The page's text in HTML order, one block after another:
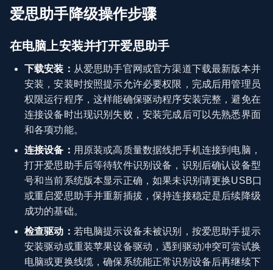
爱思助手降级操作步骤
在电脑上安装并打开爱思助手
下载安装： 从爱思助手官网或官方渠道下载最新版本并
安装，安装时按照提示允许必要权限，完成后用管理员
权限运行程序，这样能确保驱动程序安装完整，避免在
连接设备时出现识别失败，安装完成后可以先熟悉界面
和各项功能。
连接设备： 用原装或高质量数据线把手机连接到电脑，
打开爱思助手后等待软件识别设备，识别后确认设备型
号和当前系统版本显示正确，如果未识别请更换USB口
或重启爱思助手并重新插拔，保持连接稳定是后续降级
成功的基础。
检查驱动： 若电脑提示设备未被识别，按爱思助手提示
安装驱动或重装苹果设备驱动，遇到驱动冲突可尝试换
电脑或更换线缆，确保系统能正常识别设备后再继续下